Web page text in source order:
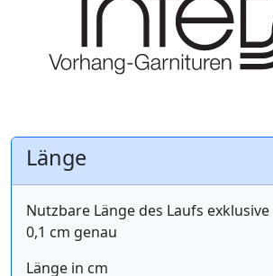
Länge
Nutzbare Länge des Laufs
0,1 cm genau
Länge in cm